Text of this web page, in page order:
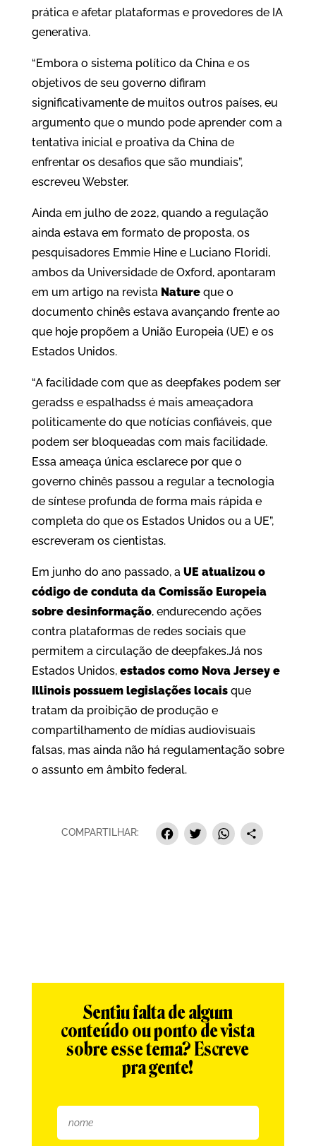
prática e afetar plataformas e provedores de IA
generativa.
“Embora o sistema político da China e os
objetivos de seu governo difiram
significativamente de muitos outros países, eu
argumento que o mundo pode aprender com a
tentativa inicial e proativa da China de
enfrentar os desafios que são mundiais”,
escreveu Webster.
Ainda em julho de 2022, quando a regulação
ainda estava em formato de proposta, os
pesquisadores Emmie Hine e Luciano Floridi,
ambos da Universidade de Oxford, apontaram
em um artigo na revista Natureque o
documento chinês estava avançando frente ao
que hoje propõem a União Europeia (UE) e os
Estados Unidos.
“A facilidade com que as deepfakes podem ser
geradss e espalhadss é mais ameaçadora
politicamente do que notícias confiáveis, que
podem ser bloqueadas com mais facilidade.
Essa ameaça única esclarece por que o
governo chinês passou a regular a tecnologia
de síntese profunda de forma mais rápida e
completa do que os Estados Unidos ou a UE”,
escreveram os cientistas.
Em junho do ano passado, a UE atualizou o
código de conduta da Comissão Europeia
sobre desinformação, endurecendo ações
contra plataformas de redes sociais que
permitem a circulação de deepfakes.Já nos
Estados Unidos, estados como Nova Jersey e
Illinois possuem legislações locaisque
tratam da proibição de produção e
compartilhamento de mídias audiovisuais
falsas, mas ainda não há regulamentação sobre
o assunto em âmbito federal.
COMPARTILHAR: Facebook
Twitter
Sentiu falta de algum
conteúdo ou ponto de vista
sobre esse tema? Escreve
pra gente!